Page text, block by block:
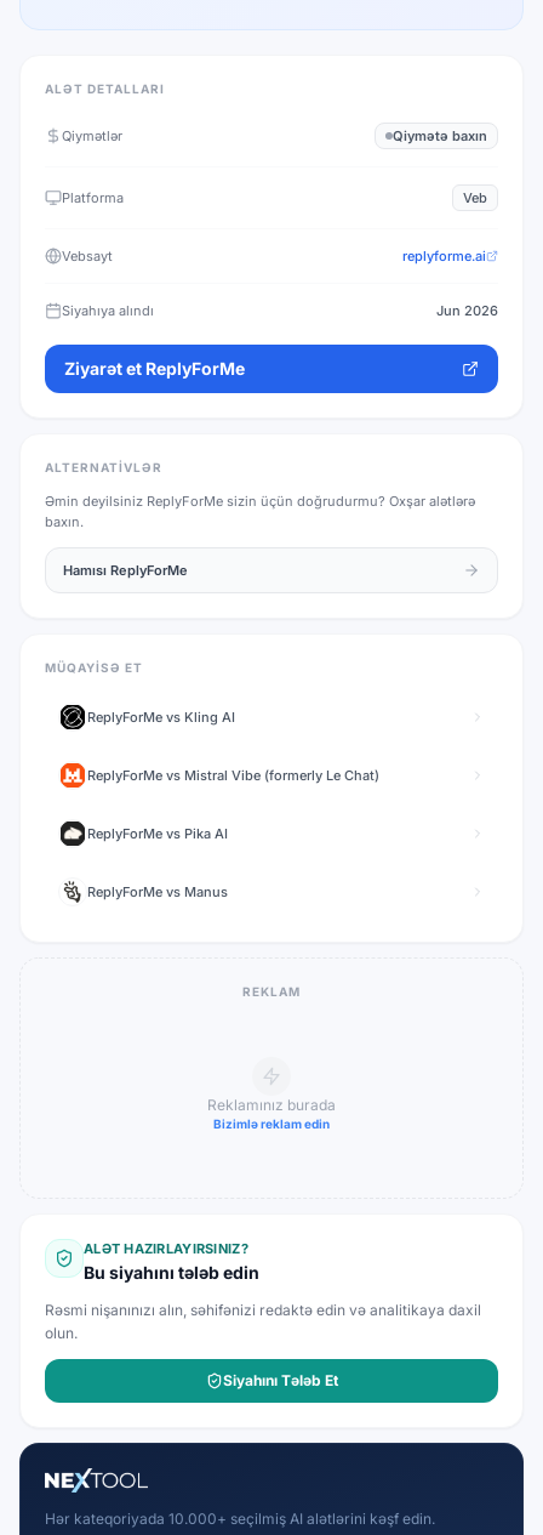
ALƏT DETALLARI
Qiymətlər Qiymətə baxın
Platforma Veb
Vebsayt replyforme.ai
Siyahıya alındı Jun 2026
Ziyarət et ReplyForMe
ALTERNATIVLƏR
Əmin deyilsiniz ReplyForMe sizin üçün doğrudurmu? Oxşar alətlərə
baxın.
Hamısı ReplyForMe
MÜQAYISƏ ET
ReplyForMe vs Kling AI
ReplyForMe vs Mistral Vibe (formerly Le Chat)
ReplyForMe vs Pika AI
ReplyForMe vs Manus
REKLAM
Reklamınız burada
Bizimlə reklam edin
ALƏT HAZIRLAYIRSINIZ?
Bu siyahını tələb edin
Rəsmi nişanınızı alın, səhifənizi redaktə edin və analitikaya daxil
olun.
Siyahını Tələb Et
Hər kateqoriyada 10.000+ seçilmiş AI alətlərini kəşf edin.